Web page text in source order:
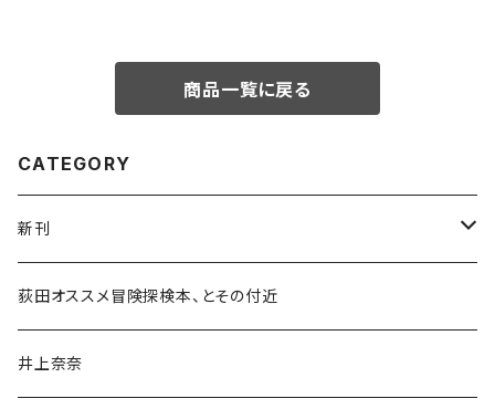
商品一覧に戻る
CATEGORY
新刊
和書
文学・小説・物語
荻田オススメ冒険探検本、とその付近
井上奈奈